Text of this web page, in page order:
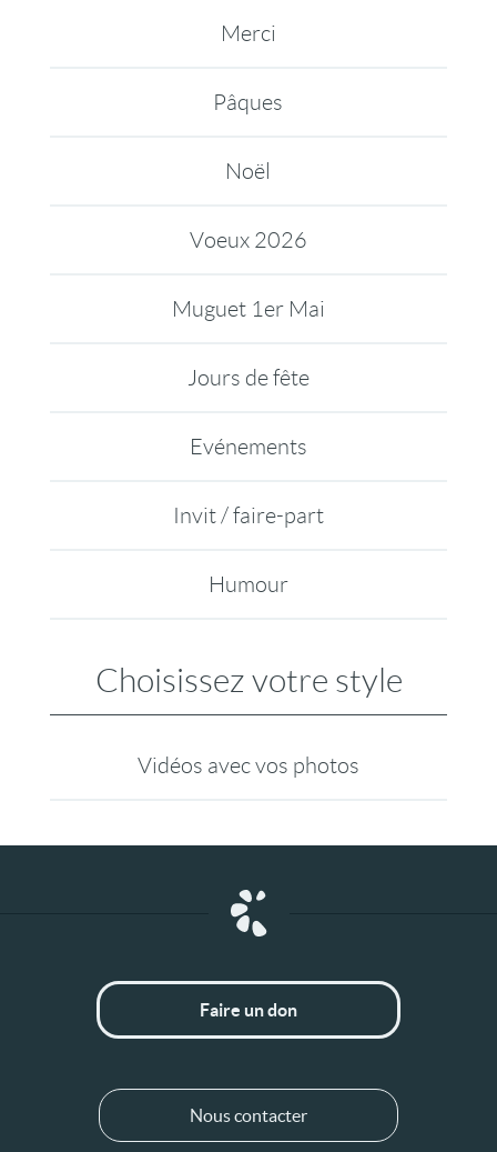
Merci
Pâques
Noël
Voeux 2026
Muguet 1er Mai
Jours de fête
Evénements
Invit / faire-part
Humour
Choisissez votre style
Vidéos avec vos photos
Faire un don
Nous contacter